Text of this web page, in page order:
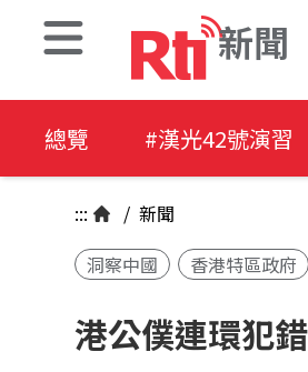
新聞
總覽 #漢光42號演習
::: / 新聞
洞察中國
香港特區政府
港公僕連環犯